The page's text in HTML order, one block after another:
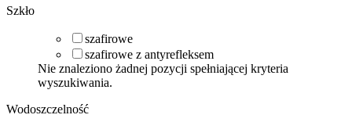
Szkło
szafirowe
szafirowe z antyrefleksem
Nie znaleziono żadnej pozycji spełniającej kryteria
wyszukiwania.
Wodoszczelność